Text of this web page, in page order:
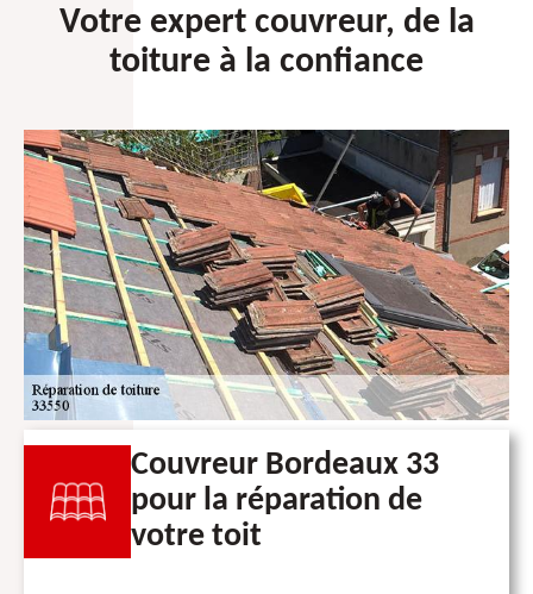
Votre expert couvreur, de la
toiture à la confiance
Couvreur Bordeaux 33
pour la réparation de
votre toit